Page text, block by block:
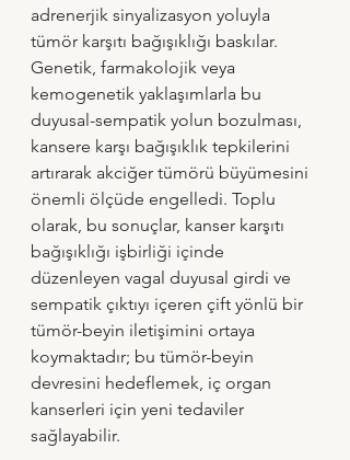
adrenerjik sinyalizasyon yoluyla
tümör karşıtı bağışıklığı baskılar.
Genetik, farmakolojik veya
kemogenetik yaklaşımlarla bu
duyusal-sempatik yolun bozulması,
kansere karşı bağışıklık tepkilerini
artırarak akciğer tümörü büyümesini
önemli ölçüde engelledi. Toplu
olarak, bu sonuçlar, kanser karşıtı
bağışıklığı işbirliği içinde
düzenleyen vagal duyusal girdi ve
sempatik çıktıyı içeren çift yönlü bir
tümör-beyin iletişimini ortaya
koymaktadır; bu tümör-beyin
devresini hedeflemek, iç organ
kanserleri için yeni tedaviler
sağlayabilir.